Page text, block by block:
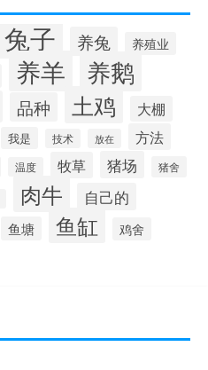
兔子 养兔 养殖业
养羊 养鹅
品种 土鸡 大棚
我是 技术 放在
方法
温度 牧草 猪场 猪舍
肉牛 自己的
鱼塘 鱼缸 鸡舍